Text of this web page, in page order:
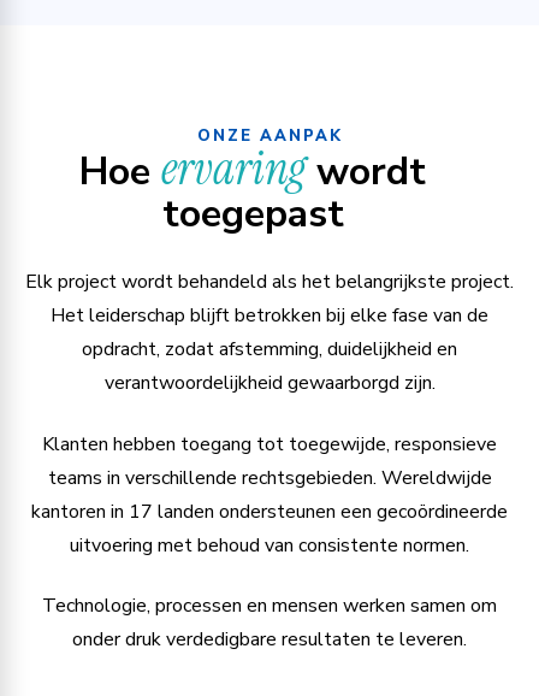
ONZE AANPAK
Hoe ervaringwordt
toegepast
Elk project wordt behandeld als het belangrijkste project.
Het leiderschap blijft betrokken bij elke fase van de
opdracht, zodat afstemming, duidelijkheid en
verantwoordelijkheid gewaarborgd zijn.
Klanten hebben toegang tot toegewijde, responsieve
teams in verschillende rechtsgebieden. Wereldwijde
kantoren in 17 landen ondersteunen een gecoördineerde
uitvoering met behoud van consistente normen.
Technologie, processen en mensen werken samen om
onder druk verdedigbare resultaten te leveren.